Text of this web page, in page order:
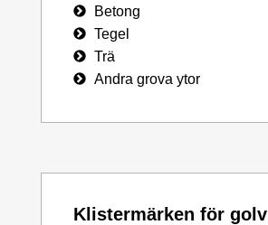
Betong
Tegel
Trä
Andra grova ytor
Klistermärken för golv